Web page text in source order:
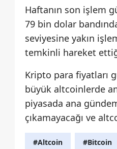
Haftanın son işlem
79 bin dolar
seviyesine yakın
temkinli hareket
Kripto para fiyatları
büyük altcoinlerde
piyasada ana
çıkamayacağı ve
#Altcoin #Bitcoin